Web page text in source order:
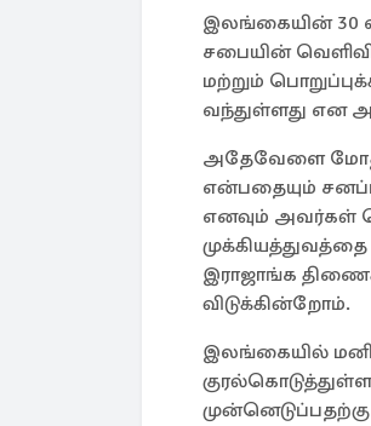
இலங்கையின் 30
சபையின்
மற்றும்
வந்துள்ளது என
அதேவேளை
என்பதையும்
எனவும் அவர்கள்
இராஜாங்க
விடுக்கின்றோம்.
இலங்கையில்